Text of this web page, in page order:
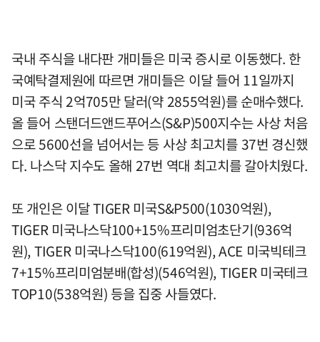
국내 주식을 내다판 개미들은 미국 증시로 이동했다. 한
국예탁결제원에 따르면 개미들은 이달 들어 11일까지
미국 주식 2억705만 달러(약 2855억원)를 순매수했다.
올 들어 스탠더드앤드푸어스(S&P)500지수는 사상 처음
으로 5600선을 넘어서는 등 사상 최고치를 37번 경신했
다. 나스닥 지수도 올해 27번 역대 최고치를 갈아치웠다.
또 개인은 이달 TIGER 미국S&P500(1030억원),
TIGER 미국나스닥100+15%프리미엄초단기(936억
원), TIGER 미국나스닥100(619억원), ACE 미국빅테크
7+15%프리미엄분배(합성)(546억원), TIGER 미국테크
TOP10(538억원) 등을 집중 사들였다.